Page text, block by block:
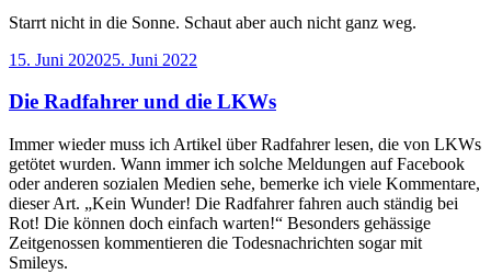
Starrt nicht in die Sonne. Schaut aber auch nicht ganz weg.
Veröffentlicht
15. Juni 202025. Juni 2022
Die Radfahrer und die LKWs
Immer wieder muss ich Artikel über Radfahrer lesen, die von LKWs
getötet wurden. Wann immer ich solche Meldungen auf Facebook
oder anderen sozialen Medien sehe, bemerke ich viele Kommentare,
dieser Art. „Kein Wunder! Die Radfahrer fahren auch ständig bei
Rot! Die können doch einfach warten!“ Besonders gehässige
Zeitgenossen kommentieren die Todesnachrichten sogar mit
Smileys.